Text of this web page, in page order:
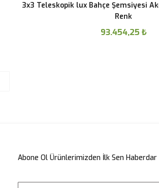
3x3 Teleskopik lux Bahçe Şemsiyesi
Renk
93.454,25 ₺
Abone Ol Ürünlerimizden İlk Sen Haberdar